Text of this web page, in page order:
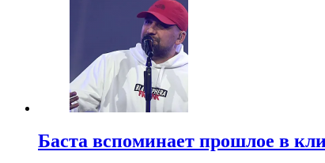
Баста вспоминает прошлое в